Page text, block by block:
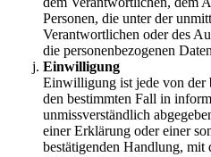
Personen, die unter der
Verantwortlichen oder des
die personenbezogenen
Einwilligung
Einwilligung ist jede von
den bestimmten Fall in
unmissverständlich
einer Erklärung oder einer
bestätigenden Handlung, mit